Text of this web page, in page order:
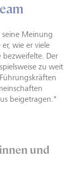
seine Meinung
wie er viele
Der
zu weit
beigetragen."
und